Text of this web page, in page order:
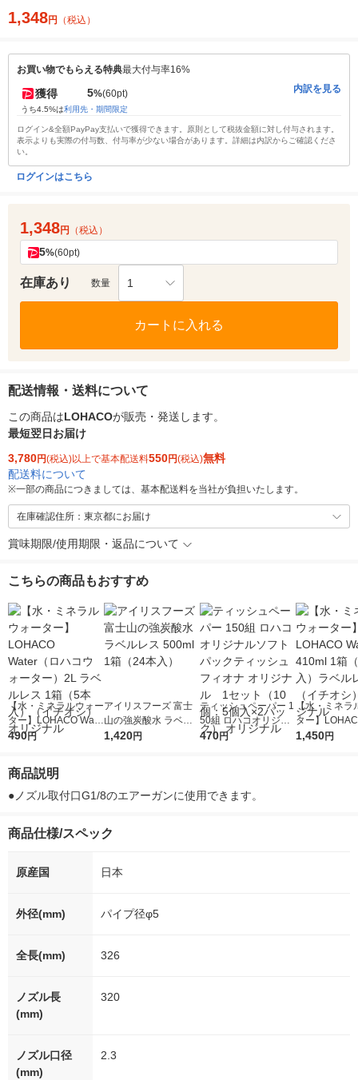
1,348円 （税込）
お買い物でもらえる特典最大付与率16%
獲得 5%(60pt)
うち4.5%は利用先・期間限定
内訳を見る
ログイン&全額PayPay支払いで獲得できます。原則として税抜金額に対し付与されます。
表示よりも実際の付与数、付与率が少ない場合があります。詳細は内訳からご確認くださ
い。
ログインはこちら
1,348円 （税込）
5%(60pt)
在庫あり 数量 1
カートに入れる
配送情報・送料について
この商品はLOHACOが販売・発送します。
最短翌日お届け
3,780円(税込)以上で基本配送料550円(税込)無料
配送料について
※一部の商品につきましては、基本配送料を当社が負担いたします。
在庫確認住所：東京都にお届け
賞味期限/使用期限・返品について
こちらの商品もおすすめ
【水・ミネラルウォー
ター】LOHACO Wate
r（ロハコウォータ
シ） オリジナル
490円
アイリスフーズ 富士
山の強炭酸水 ラベル
レス 500ml 1箱（24
1,420円
ティッシュペーパー 1
50組 ロハコオリジナ
ルソフトパックティッ
オリジナル
470円
【水・ミネラ
ター】
r 410ml 1箱（
1,450円
商品説明
●ノズル取付口G1/8のエアーガンに使用できます。
商品仕様/スペック
原産国 日本
外径(mm) パイプ径φ5
全長(mm) 326
ノズル長
(mm)
320
ノズル口径
(mm)
2.3